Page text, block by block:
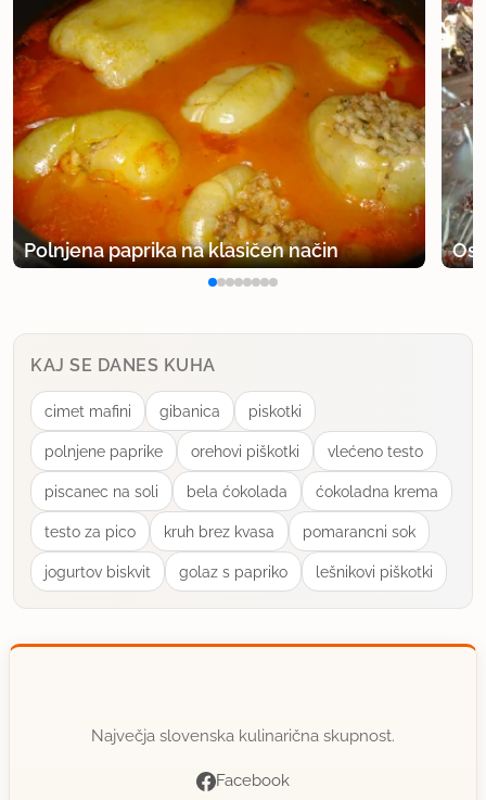
Polnjena paprika na klasičen način
KAJ SE DANES KUHA
cimet mafini gibanica piskotki
polnjene paprike orehovi piškotki vlećeno testo
piscanec na soli bela ćokolada ćokoladna krema
testo za pico kruh brez kvasa pomarancni sok
jogurtov biskvit golaz s papriko lešnikovi piškotki
Največja slovenska kulinarična skupnost.
Facebook